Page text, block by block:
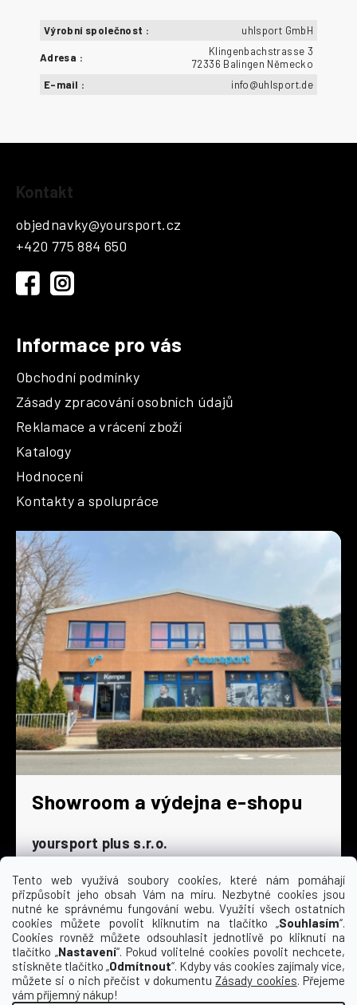
Tento web využívá soubory cookies, které nám pomáhají
přizpůsobit jeho obsah Vám na míru. Nezbytné cookies jsou
nutné ke správnému fungování webu. Využití všech ostatních
cookies můžete povolit kliknutím na tlačítko „Souhlasím“.
Cookies rovněž můžete odsouhlasit jednotlivě po kliknutí na
tlačítko „Nastavení“. Pokud volitelné cookies povolit nechcete,
stiskněte tlačítko „Odmítnout“. Kdyby vás cookies zajímaly více,
můžete si o nich přečíst v dokumentuZásady cookies. Přejeme
vám příjemný nákup!
Výrobní společnost : uhlsport GmbH
Adresa :
Klingenbachstrasse 3
72336 Balingen Německo
E-mail : info@uhlsport.de
Kontakt
objednavky@yoursport.cz
+420 775 884 650
Informace pro vás
Obchodní podmínky
Zásady zpracování osobních údajů
Reklamace a vrácení zboží
Katalogy
Hodnocení
Kontakty a spolupráce
Showroom a výdejna e-shopu
yoursport plus s.r.o.
Dyjská 845/4
196 00 Praha 9 - Čakovice
Po - Čt
9:00 - 16:30
Pá
9:00 - 15:30
So
zavřeno
Ne
zavřeno